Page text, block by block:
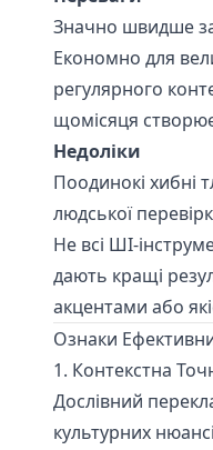
Значно швидше
Економно для
регулярного
щомісяця
Недоліки
Поодинокі хибні
людської
Не всі ШІ-
дають кращі
акцентами або
Ознаки
1. Контекстна
Дослівний
культурних